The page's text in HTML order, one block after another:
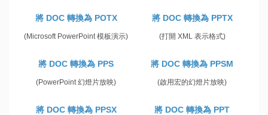
將 DOC 轉換為 POTX
(Microsoft PowerPoint 模板演示)
將 DOC 轉換為 PPTX
(打開 XML 表示格式)
將 DOC 轉換為 PPS
(PowerPoint 幻燈片放映)
將 DOC 轉換為 PPSM
(啟用宏的幻燈片放映)
將 DOC 轉換為 PPSX 將 DOC 轉換為 PPT